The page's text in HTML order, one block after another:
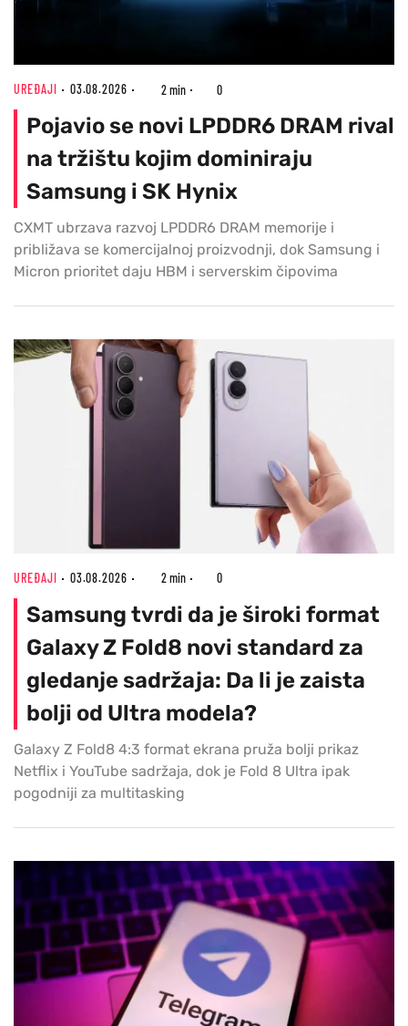
UREĐAJI 03.08.2026 2 min 0
Pojavio se novi LPDDR6 DRAM rival
na tržištu kojim dominiraju
Samsung i SK Hynix
CXMT ubrzava razvoj LPDDR6 DRAM memorije i
približava se komercijalnoj proizvodnji, dok Samsung i
Micron prioritet daju HBM i serverskim čipovima
UREĐAJI 03.08.2026 2 min 0
Samsung tvrdi da je široki format
Galaxy Z Fold8 novi standard za
gledanje sadržaja: Da li je zaista
bolji od Ultra modela?
Galaxy Z Fold8 4:3 format ekrana pruža bolji prikaz
Netflix i YouTube sadržaja, dok je Fold 8 Ultra ipak
pogodniji za multitasking